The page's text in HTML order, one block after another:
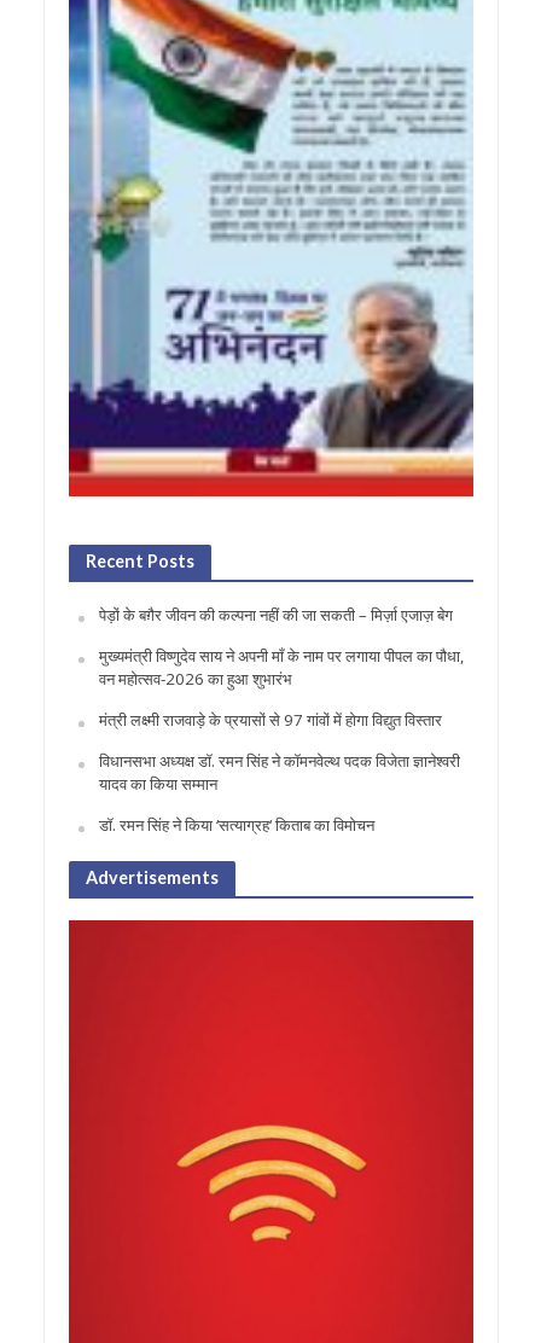
Recent Posts
पेड़ों के बग़ैर जीवन की कल्पना नहीं की जा सकती – मिर्ज़ा एजाज़ बेग
मुख्यमंत्री विष्णुदेव साय ने अपनी माँ के नाम पर लगाया पीपल का पौधा,
वन महोत्सव-2026 का हुआ शुभारंभ
मंत्री लक्ष्मी राजवाड़े के प्रयासों से 97 गांवों में होगा विद्युत विस्तार
विधानसभा अध्यक्ष डॉ. रमन सिंह ने कॉमनवेल्थ पदक विजेता ज्ञानेश्वरी
यादव का किया सम्मान
डॉ. रमन सिंह ने किया ‘सत्याग्रह‘ किताब का विमोचन
Advertisements